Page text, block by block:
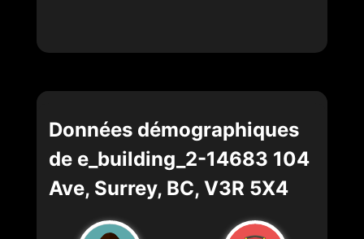
Données démographiques
de e_building_2-14683 104
Ave, Surrey, BC, V3R 5X4